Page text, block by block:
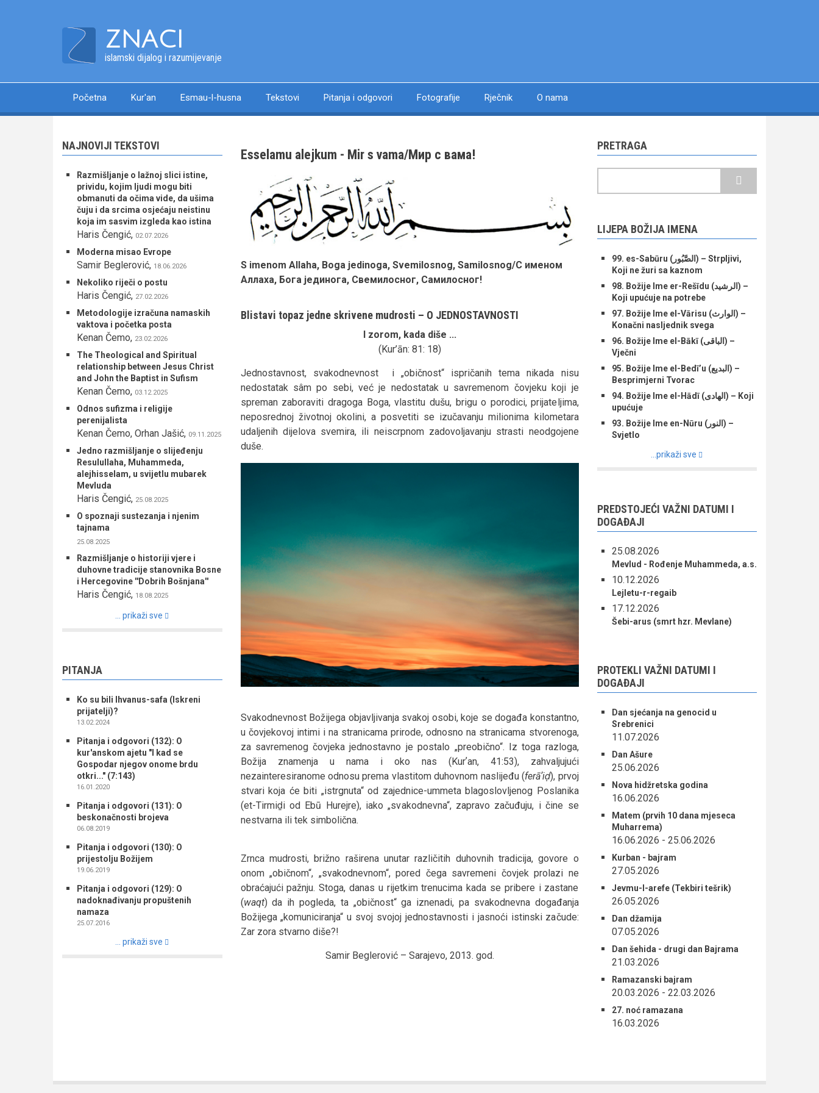
ZNACI
islamski dijalog i razumijevanje
Main
Početna Kur'an Esmau-l-husna Tekstovi Pitanja i odgovori Fotografije Rječnik O nama
NAJNOVIJI TEKSTOVI
Razmišljanje o lažnoj slici istine,
prividu, kojim ljudi mogu biti
obmanuti da očima vide, da ušima
čuju i da srcima osjećaju neistinu
koja im sasvim izgleda kao istina
Haris Čengić, 02.07.2026
Moderna misao Evrope
Samir Beglerović, 18.06.2026
Nekoliko riječi o postu
Haris Čengić, 27.02.2026
Metodologije izračuna namaskih
vaktova i početka posta
Kenan Čemo, 23.02.2026
The Theological and Spiritual
relationship between Jesus Christ
and John the Baptist in Sufism
Kenan Čemo, 03.12.2025
Odnos sufizma i religije
perenijalista
Kenan Čemo, Orhan Jašić, 09.11.2025
Jedno razmišljanje o slijeđenju
Resulullaha, Muhammeda,
alejhisselam, u svijetlu mubarek
Mevluda
Haris Čengić, 25.08.2025
O spoznaji sustezanja i njenim
tajnama
25.08.2025
Razmišljanje o historiji vjere i
duhovne tradicije stanovnika Bosne
i Hercegovine ''Dobrih Bošnjana''
Haris Čengić, 18.08.2025
... prikaži sve
PITANJA
Ko su bili Ihvanus-safa (Iskreni
prijatelji)?
13.02.2024
Pitanja i odgovori (132): O
kur'anskom ajetu "I kad se
Gospodar njegov onome brdu
otkri..." (7:143)
16.01.2020
Pitanja i odgovori (131): O
beskonačnosti brojeva
06.08.2019
Pitanja i odgovori (130): O
prijestolju Božijem
19.06.2019
Pitanja i odgovori (129): O
nadoknađivanju propuštenih
namaza
25.07.2016
... prikaži sve
Esselamu alejkum - Mir s vama/Мир с вама!
S imenom Allaha, Boga jedinoga, Svemilosnog, Samilosnog/С именом
Аллаха, Бога јединога, Свемилосног, Самилосног!
Blistavi topaz jedne skrivene mudrosti – O JEDNOSTAVNOSTI
I zorom, kada diše ...
(Kur’ān: 81: 18)
Jednostavnost, svakodnevnost i „običnost“ ispričanih tema nikada nisu
nedostatak sâm po sebi, već je nedostatak u savremenom čovjeku koji je
spreman zaboraviti dragoga Boga, vlastitu dušu, brigu o porodici, prijateljima,
neposrednoj životnoj okolini, a posvetiti se izučavanju milionima kilometara
udaljenih dijelova svemira, ili neiscrpnom zadovoljavanju strasti neodgojene
duše.
Svakodnevnost Božijega objavljivanja svakoj osobi, koje se događa konstantno,
u čovjekovoj intimi i na stranicama prirode, odnosno na stranicama stvorenoga,
za savremenog čovjeka jednostavno je postalo „preobično“. Iz toga razloga,
Božija znamenja u nama i oko nas (Kurʼan, 41:53), zahvaljujući
nezainteresiranome odnosu prema vlastitom duhovnom naslijeđu (ferāʼiḍ), prvoj
stvari koja će biti „istrgnuta“ od zajednice-ummeta blagoslovljenog Poslanika
(et-Tirmiḏi od Ebū Hurejre), iako „svakodnevna“, zapravo začuđuju, i čine se
nestvarna ili tek simbolična.
Zrnca mudrosti, brižno raširena unutar različitih duhovnih tradicija, govore o
onom „običnom“, „svakodnevnom“, pored čega savremeni čovjek prolazi ne
obraćajući pažnju. Stoga, danas u rijetkim trenucima kada se pribere i zastane
(waqt) da ih pogleda, ta „običnost“ ga iznenadi, pa svakodnevna događanja
Božijega „komuniciranja“ u svoj svojoj jednostavnosti i jasnoći istinski začude:
Zar zora stvarno diše?!
Samir Beglerović – Sarajevo, 2013. god.
PRETRAGA
LIJEPA BOŽIJA IMENA
99. es-Sabūru (الصَّبُور) – Strpljivi,
Koji ne žuri sa kaznom
98. Božije Ime er-Rešīdu (الرشید) –
Koji upućuje na potrebe
97. Božije Ime el-Vārisu (الوارث) –
Konačni nasljednik svega
96. Božije Ime el-Bākī (الباقی) –
Vječni
95. Božije Ime el-Bedī’u (البدیع) –
Besprimjerni Tvorac
94. Božije Ime el-Hādī (الهادی) – Koji
upućuje
93. Božije Ime en-Nūru (النور) –
Svjetlo
...prikaži sve
PREDSTOJEĆI VAŽNI DATUMI I
DOGAĐAJI
25.08.2026
Mevlud - Rođenje Muhammeda, a.s.
10.12.2026
Lejletu-r-regaib
17.12.2026
Šebi-arus (smrt hzr. Mevlane)
PROTEKLI VAŽNI DATUMI I
DOGAĐAJI
Dan sjećanja na genocid u
Srebrenici
11.07.2026
Dan Ašure
25.06.2026
Nova hidžretska godina
16.06.2026
Matem (prvih 10 dana mjeseca
Muharrema)
16.06.2026 - 25.06.2026
Kurban - bajram
27.05.2026
Jevmu-l-arefe (Tekbiri tešrik)
26.05.2026
Dan džamija
07.05.2026
Dan šehida - drugi dan Bajrama
21.03.2026
Ramazanski bajram
20.03.2026 - 22.03.2026
27. noć ramazana
16.03.2026